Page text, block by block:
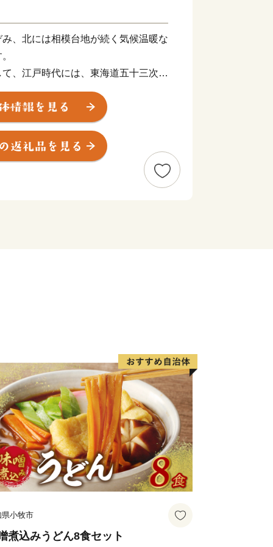
、北には相模台地が続く気候温暖な
、江戸時代には、東海道五十三次の
の足場としても賑わいを見せまし
南の海、賑わうビーチ、史跡・名所
、ショッピングモール、新鮮な魚介
、訪れるだけで「キュン」とするま
ふれる元気なまちづくりを進めてい
小牧市
煮込みうどん8食セット